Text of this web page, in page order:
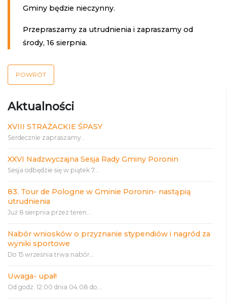
Aktualności
XVIII STRAŻACKIE ŚPASY
Serdecznie zapraszamy...
XXVI Nadzwyczajna Sesja Rady Gminy Poronin
Sesja odbędzie się w piątek 7...
83. Tour de Pologne w Gminie Poronin- nastąpią
utrudnienia
Już 8 sierpnia przez teren...
Nabór wniosków o przyznanie stypendiów i nagród za
wyniki sportowe
Do 15 września trwa nabór...
Uwaga- upał!
Od godz. 12:00 dnia 04.08 do...
Gminy będzie nieczynny.
Przepraszamy za utrudnienia i zapraszamy od
środy, 16 sierpnia.
POWRÓT